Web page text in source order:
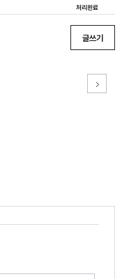
처리완료
글쓰기